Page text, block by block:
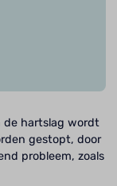
de hartslag wordt
gestopt, door
probleem, zoals